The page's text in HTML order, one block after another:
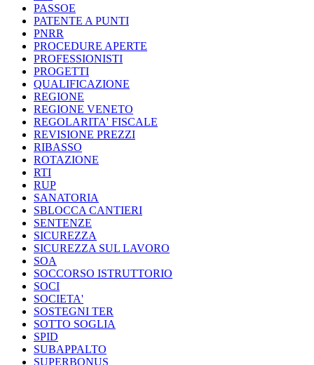
PASSOE
PATENTE A PUNTI
PNRR
PROCEDURE APERTE
PROFESSIONISTI
PROGETTI
QUALIFICAZIONE
REGIONE
REGIONE VENETO
REGOLARITA' FISCALE
REVISIONE PREZZI
RIBASSO
ROTAZIONE
RTI
RUP
SANATORIA
SBLOCCA CANTIERI
SENTENZE
SICUREZZA
SICUREZZA SUL LAVORO
SOA
SOCCORSO ISTRUTTORIO
SOCI
SOCIETA'
SOSTEGNI TER
SOTTO SOGLIA
SPID
SUBAPPALTO
SUPERBONUS